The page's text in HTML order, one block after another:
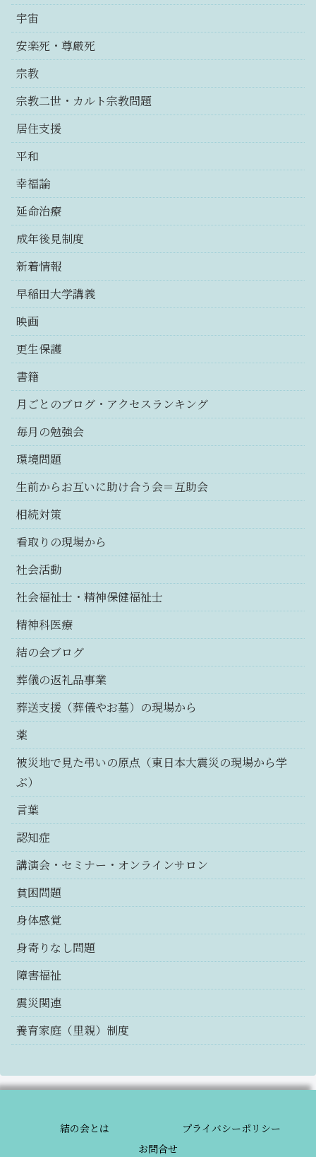
宇宙
安楽死・尊厳死
宗教
宗教二世・カルト宗教問題
居住支援
平和
幸福論
延命治療
成年後見制度
新着情報
早稲田大学講義
映画
更生保護
書籍
月ごとのブログ・アクセスランキング
毎月の勉強会
環境問題
生前からお互いに助け合う会＝互助会
相続対策
看取りの現場から
社会活動
社会福祉士・精神保健福祉士
精神科医療
結の会ブログ
葬儀の返礼品事業
葬送支援（葬儀やお墓）の現場から
薬
被災地で見た弔いの原点（東日本大震災の現場から学
ぶ）
言葉
認知症
講演会・セミナー・オンラインサロン
貧困問題
身体感覚
身寄りなし問題
障害福祉
震災関連
養育家庭（里親）制度
結の会とは
プライバシーポリシー
お問合せ